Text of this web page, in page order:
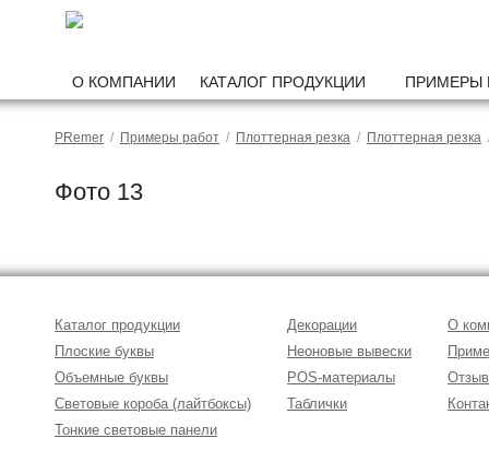
О КОМПАНИИ КАТАЛОГ ПРОДУКЦИИ ПРИМЕРЫ
PRemer / Примеры работ / Плоттерная резка / Плоттерная резка
Фото 13
Каталог продукции
Плоские буквы
Объемные буквы
Световые короба (лайтбоксы)
Тонкие световые панели
Декорации
Неоновые вывески
POS-материалы
Таблички
О